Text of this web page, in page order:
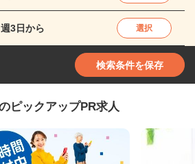
3日から 選択
検索条件を保存
ピックアップPR求人